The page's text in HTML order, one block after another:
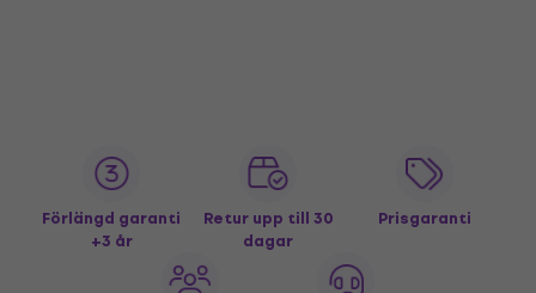
Förlängd garanti
+3 år
Retur upp till 30
dagar
Prisgaranti